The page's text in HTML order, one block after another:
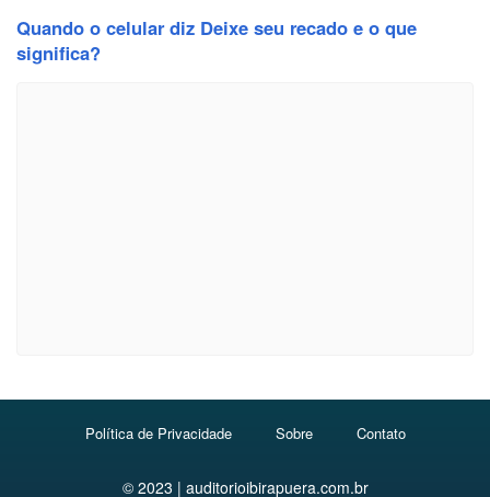
Quando o celular diz Deixe seu recado e o que
significa?
Política de Privacidade Sobre Contato
© 2023 | auditorioibirapuera.com.br